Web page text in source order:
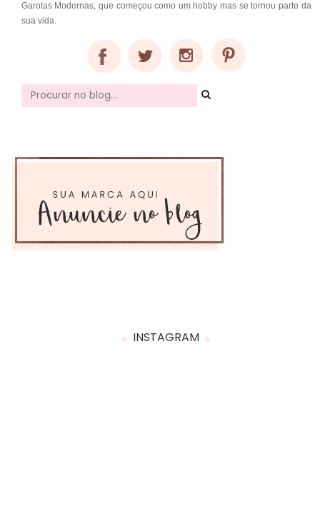
Garotas Modernas, que começou como um hobby mas se tornou parte da
sua vida.
INSTAGRAM